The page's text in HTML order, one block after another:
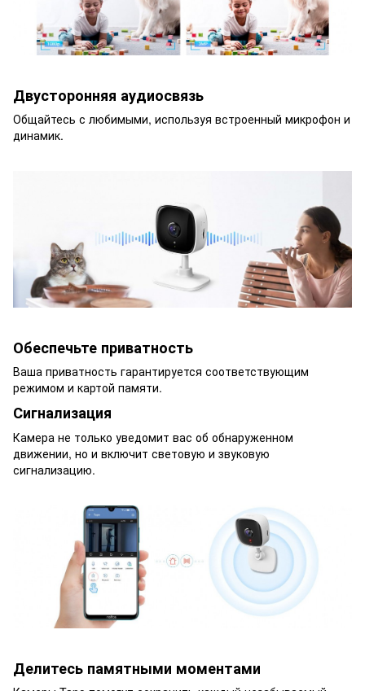
Двусторонняя аудиосвязь
Общайтесь с любимыми, используя встроенный микрофон и
динамик.
Обеспечьте приватность
Ваша приватность гарантируется соответствующим
режимом и картой памяти.
Сигнализация
Камера не только уведомит вас об обнаруженном
движении, но и включит световую и звуковую
сигнализацию.
Делитесь памятными моментами